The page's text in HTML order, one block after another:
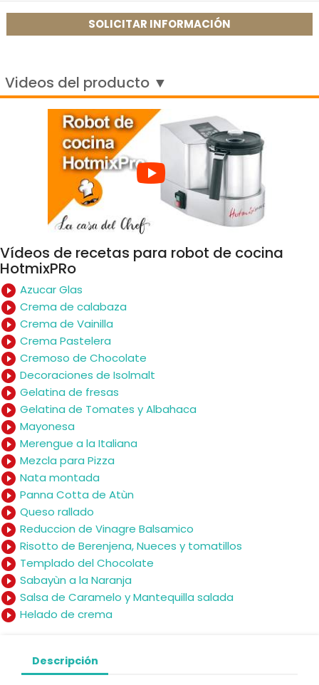
SOLICITAR INFORMACIÓN
Videos del producto ▼
Vídeos de recetas para robot de cocina
HotmixPRo
play_circle_filled Azucar Glas
play_circle_filled Crema de calabaza
play_circle_filled Crema de Vainilla
play_circle_filled Crema Pastelera
play_circle_filled Cremoso de Chocolate
play_circle_filled Decoraciones de Isolmalt
play_circle_filled Gelatina de fresas
play_circle_filled Gelatina de Tomates y Albahaca
play_circle_filled Mayonesa
play_circle_filled Merengue a la Italiana
play_circle_filled Mezcla para Pizza
play_circle_filled Nata montada
play_circle_filled Panna Cotta de Atùn
play_circle_filled Queso rallado
play_circle_filled Reduccion de Vinagre Balsamico
play_circle_filled Risotto de Berenjena, Nueces y tomatillos
play_circle_filled Templado del Chocolate
play_circle_filled Sabayùn a la Naranja
play_circle_filled Salsa de Caramelo y Mantequilla salada
play_circle_filled Helado de crema
Descripción